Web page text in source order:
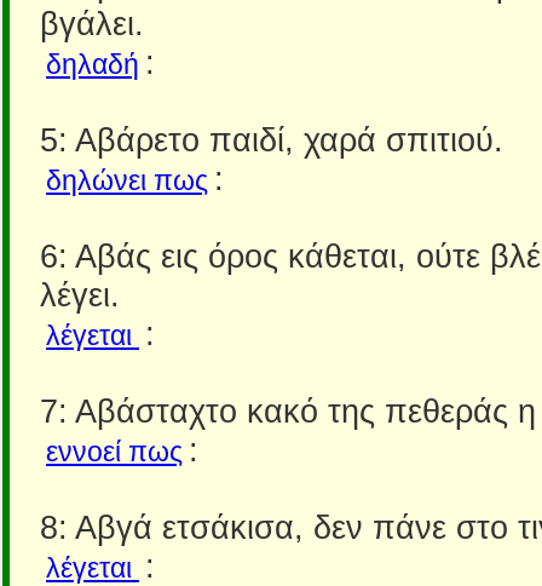
βγάλει.
δηλαδή :
5: Αβάρετο παιδί, χαρά σπιτιού.
δηλώνει πως :
6: Αβάς εις όρος κάθεται, ούτε
λέγει.
λέγεται :
7: Αβάσταχτο κακό της πεθεράς η
εννοεί πως :
8: Αβγά ετσάκισα, δεν πάνε στο
λέγεται :